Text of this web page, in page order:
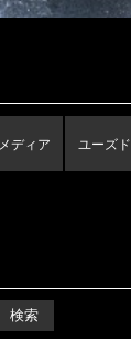
メディア ユーズド